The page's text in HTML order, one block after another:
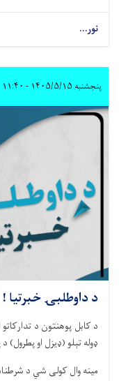
نور...
پنجشنبه ۱۴۰۵/۵/۱۵ - ۱۱:۴۰
د داوطلبۍ خبرتیا !
ډوله تېلو (ډیزل او پطرول) د
مینه وال کولی شي د